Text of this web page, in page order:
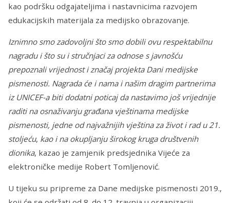
kao podršku odgajateljima i nastavnicima razvojem
edukacijskih materijala za medijsko obrazovanje.
Iznimno smo zadovoljni što smo dobili ovu respektabilnu
nagradu i što su i stručnjaci za odnose s javnošću
prepoznali vrijednost i značaj projekta Dani medijske
pismenosti. Nagrada će i nama i našim dragim partnerima
iz UNICEF-a biti dodatni poticaj da nastavimo još vrijednije
raditi na osnaživanju građana vještinama medijske
pismenosti, jedne od najvažnijih vještina za život i rad u 21.
stoljeću, kao i na okupljanju širokog kruga društvenih
dionika, kazao je zamjenik predsjednika Vijeće za
elektroničke medije Robert Tomljenović.
U tijeku su pripreme za Dane medijske pismenosti 2019.,